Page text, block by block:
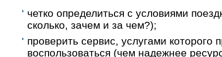
четко определиться с условиями
сколько, зачем и за чем?);
проверить сервис, услугами которого
воспользоваться (чем надежнее